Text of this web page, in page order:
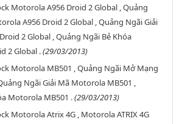
Motorola A956 Droid 2 Global , Quảng
A956 Droid 2 Global , Quảng Ngãi Giải
2 Global , Quảng Ngãi Bẻ Khóa
2 Global .(29/03/2013)
Motorola MB501 , Quảng Ngãi Mở Mạng
Ngãi Giải Mã Motorola MB501 ,
Motorola MB501 .(29/03/2013)
Motorola Atrix 4G , Motorola ATRIX 4G